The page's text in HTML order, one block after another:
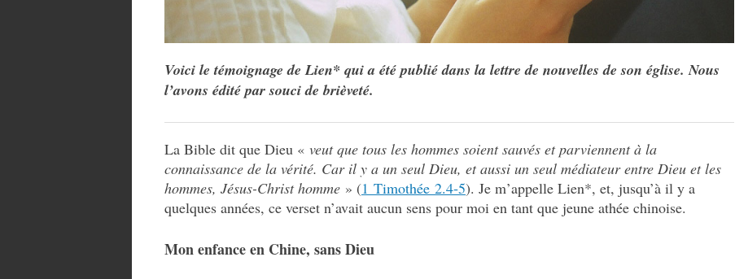
Voici le témoignage de Lien* qui a été publié dans la lettre de nouvelles de son église. Nous
l’avons édité par souci de brièveté.
La Bible dit que Dieu « veut que tous les hommes soient sauvés et parviennent à la
connaissance de la vérité. Car il y a un seul Dieu, et aussi un seul médiateur entre Dieu et les
hommes, Jésus-Christ homme » (1 Timothée 2.4‑5). Je m’appelle Lien*, et, jusqu’à il y a
quelques années, ce verset n’avait aucun sens pour moi en tant que jeune athée chinoise.
Mon enfance en Chine, sans Dieu